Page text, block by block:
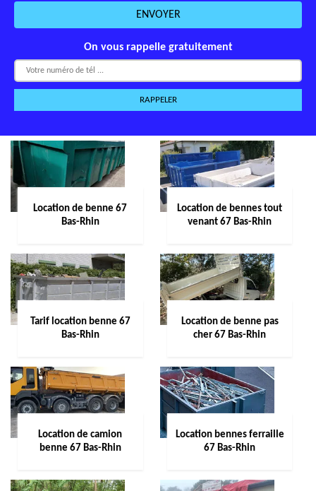
On vous rappelle gratuitement
Location de benne 67
Bas-Rhin
Location de bennes tout
venant 67 Bas-Rhin
Tarif location benne 67
Bas-Rhin
Location de benne pas
cher 67 Bas-Rhin
Location de camion
benne 67 Bas-Rhin
Location bennes ferraille
67 Bas-Rhin